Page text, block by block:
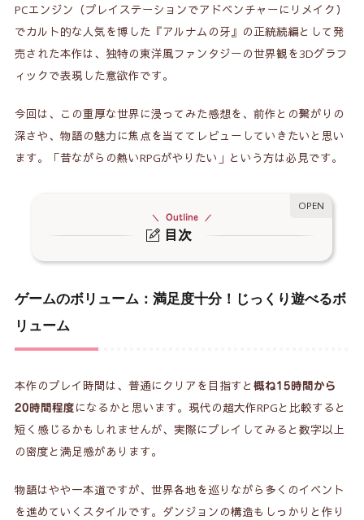
PCエンジン（プレイステーションでアドベンチャーにリメイク）
でカルト的な人気を博した『アルナムの牙』の正統続編として発
売された本作は、独特の東洋風ファンタジーの世界観を3Dグラフ
ィックで表現した意欲作です。
今回は、この重厚な世界に浸ってみた感想を、前作との繋がりの
深さや、物語の魅力に焦点を当ててレビューしていきたいと思い
ます。「昔ながらの熱いRPGがやりたい」という方は必見です。
目次
Outline
1.
2.
なムービーシーン
4.総評：色褪せない東洋ファンタジーの良作
5.関連記事
ゲームのボリューム：満足度十分！じっくり遊べるボ
リューム
本作のプレイ時間は、普通にクリアを目指すと 概ね15時間から
20時間程度 になるかと思います。現代の超大作RPGと比較すると
短く感じるかもしれませんが、実際にプレイしてみると数字以上
の密度と満足感があります。
物語はやや一本道ですが、世界各地を巡りながら多くのイベント
を進めていくスタイルです。ダンジョンの構造もしっかりと作り